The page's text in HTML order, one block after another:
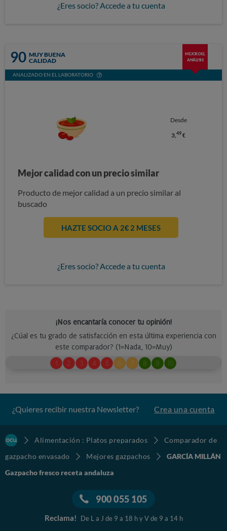
¿Eres socio? Accede a tu cuenta
90 MUY BUENA
CALIDAD
MEJOR DEL
ANÁLISIS
ANALIZADO EN EL LABORATORIO
Desde
3,49 €
Mejor calidad con un precio similar
Producto de mejor calidad a un precio similar al
buscado
HAZTE SOCIO A 2€ 2 MESES
¿Eres socio? Accede a tu cuenta
¿Quieres recibir nuestra Newsletter? Crea una cuenta
Alimentación : Platos preparados
Comparador de
gazpacho envasado
Mejores gazpachos
GARCÍA MILLÁN
Gazpacho fresco receta andaluza
900 055 105
Reclama! De L a J de 9 a 18 h y V de 9 a 14 h